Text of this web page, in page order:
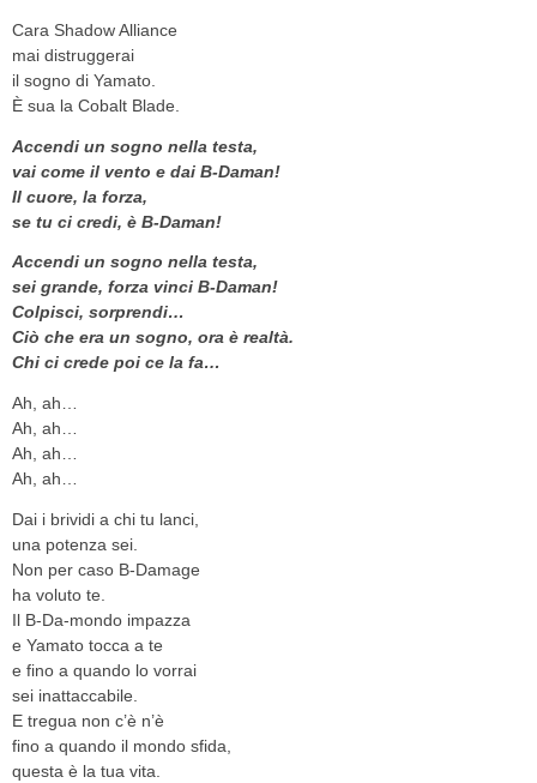
Cara Shadow Alliance
mai distruggerai
il sogno di Yamato.
È sua la Cobalt Blade.
Accendi un sogno nella testa,
vai come il vento e dai B-Daman!
Il cuore, la forza,
se tu ci credi, è B-Daman!
Accendi un sogno nella testa,
sei grande, forza vinci B-Daman!
Colpisci, sorprendi…
Ciò che era un sogno, ora è realtà.
Chi ci crede poi ce la fa…
Ah, ah…
Ah, ah…
Ah, ah…
Ah, ah…
Dai i brividi a chi tu lanci,
una potenza sei.
Non per caso B-Damage
ha voluto te.
Il B-Da-mondo impazza
e Yamato tocca a te
e fino a quando lo vorrai
sei inattaccabile.
E tregua non c’è n’è
fino a quando il mondo sfida,
questa è la tua vita.